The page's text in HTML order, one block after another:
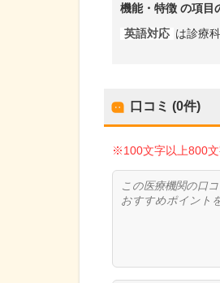
機能・特徴 の項目
英語対応 は診療
口コミ (0件)
※100文字以上800